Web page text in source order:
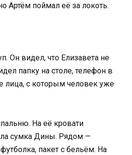
Артём поймал её за локоть.
Он видел, что Елизавета не
папку на столе, телефон в
лица, с которым человек уже
На её кровати
сумка Дины. Рядом —
пакет с бельём. На